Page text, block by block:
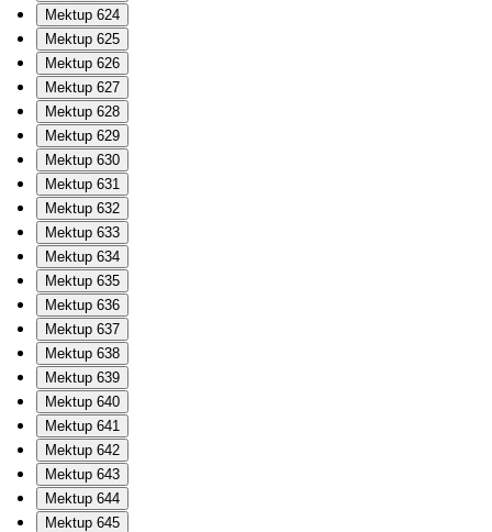
Mektup 624
Mektup 625
Mektup 626
Mektup 627
Mektup 628
Mektup 629
Mektup 630
Mektup 631
Mektup 632
Mektup 633
Mektup 634
Mektup 635
Mektup 636
Mektup 637
Mektup 638
Mektup 639
Mektup 640
Mektup 641
Mektup 642
Mektup 643
Mektup 644
Mektup 645